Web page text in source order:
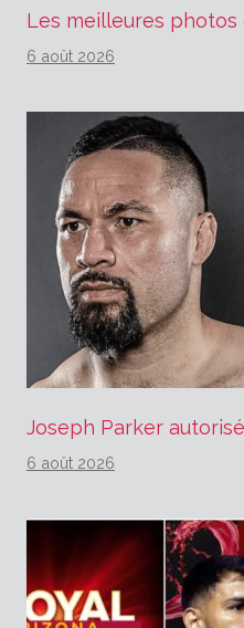
Les meilleures
6 août 2026
Joseph Parker
6 août 2026